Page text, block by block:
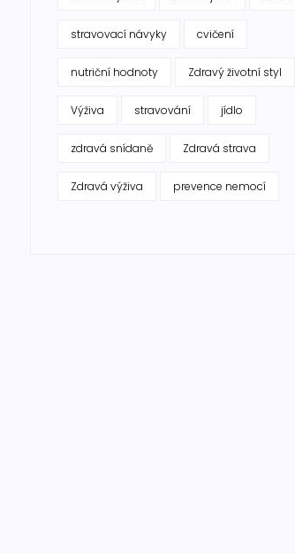
stravovací návyky cvičení
nutriční hodnoty Zdravý životní styl
Výživa stravování jídlo
zdravá snídaně Zdravá strava
Zdravá výživa prevence nemocí